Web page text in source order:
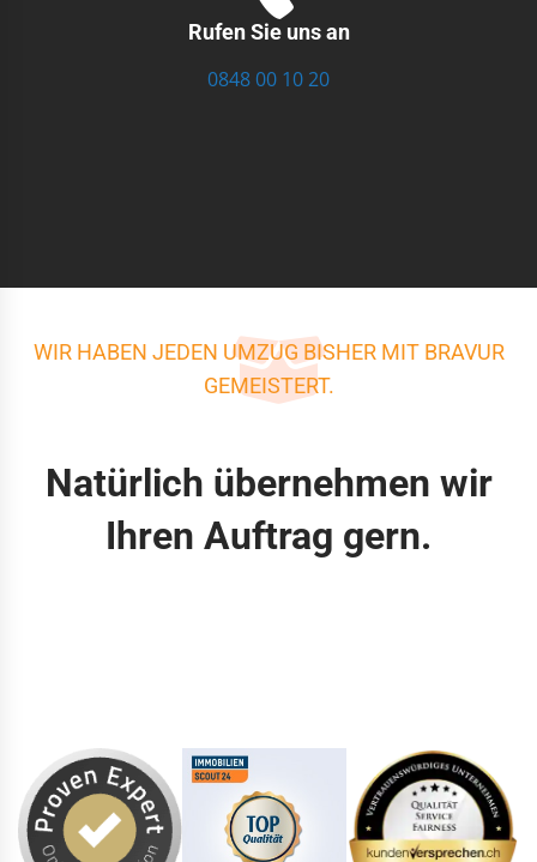
Rufen Sie uns an
0848 00 10 20
WIR HABEN JEDEN UMZUG BISHER MIT BRAVUR
GEMEISTERT.
Natürlich übernehmen wir
Ihren Auftrag gern.